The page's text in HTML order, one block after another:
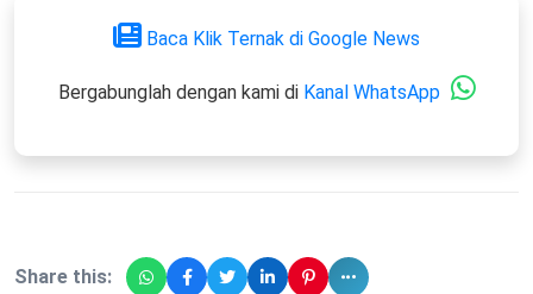
Baca Klik Ternak di Google News
Bergabunglah dengan kami di Kanal WhatsApp
Share this: